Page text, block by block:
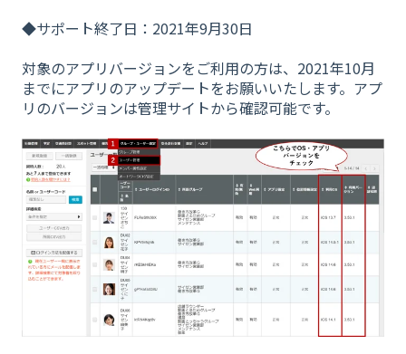
◆サポート終了日：2021年9月30日
対象のアプリバージョンをご利用の方は、2021年10月
までにアプリのアップデートをお願いいたします。アプ
リのバージョンは管理サイトから確認可能です。